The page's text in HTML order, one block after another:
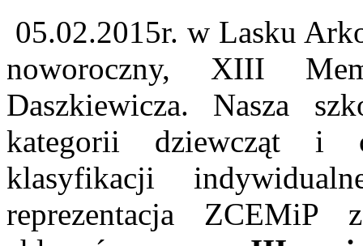
05.02.2015r. w Lasku
noworoczny, XIII
Daszkiewicza. Nasza
kategorii dziewcząt i
klasyfikacji
reprezentacja ZCEMiP